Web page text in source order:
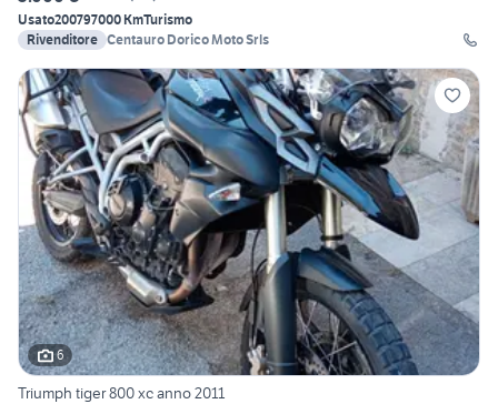
Usato200797000 KmTurismo
Rivenditore Centauro Dorico Moto Srls
6
Triumph tiger 800 xc anno 2011